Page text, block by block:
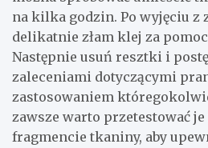
na kilka godzin. Po wyjęciu z
delikatnie złam klej za
Następnie usuń resztki i
zaleceniami dotyczącymi
zastosowaniem
zawsze warto przetestować
fragmencie tkaniny, aby